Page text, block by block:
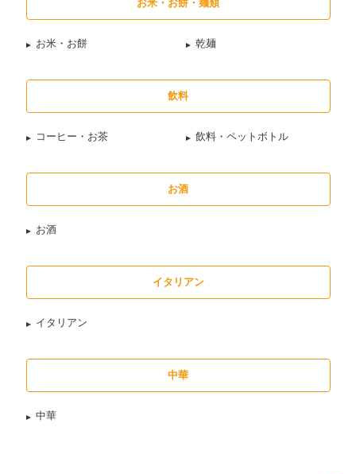
お米・お餅・麺類
お米・お餅 乾麺
飲料
コーヒー・お茶 飲料・ペットボトル
お酒
お酒
イタリアン
イタリアン
中華
中華